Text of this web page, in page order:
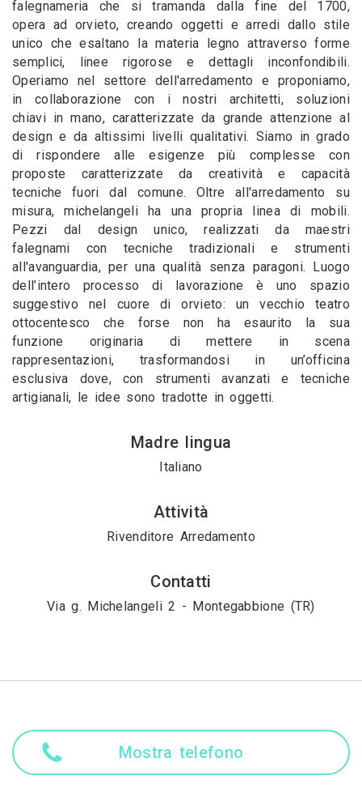
falegnameria che si tramanda dalla fine del 1700,
opera ad orvieto, creando oggetti e arredi dallo stile
unico che esaltano la materia legno attraverso forme
semplici, linee rigorose e dettagli inconfondibili.
Operiamo nel settore dell'arredamento e proponiamo,
in collaborazione con i nostri architetti, soluzioni
chiavi in mano, caratterizzate da grande attenzione al
design e da altissimi livelli qualitativi. Siamo in grado
di rispondere alle esigenze più complesse con
proposte caratterizzate da creatività e capacità
tecniche fuori dal comune. Oltre all'arredamento su
misura, michelangeli ha una propria linea di mobili.
Pezzi dal design unico, realizzati da maestri
falegnami con tecniche tradizionali e strumenti
all'avanguardia, per una qualità senza paragoni. Luogo
dell’intero processo di lavorazione è uno spazio
suggestivo nel cuore di orvieto: un vecchio teatro
ottocentesco che forse non ha esaurito la sua
funzione originaria di mettere in scena
rappresentazioni, trasformandosi in un’officina
esclusiva dove, con strumenti avanzati e tecniche
artigianali, le idee sono tradotte in oggetti.
Madre lingua
Italiano
Attività
Rivenditore Arredamento
Contatti
Via g. Michelangeli 2 - Montegabbione (TR)
Mostra telefono